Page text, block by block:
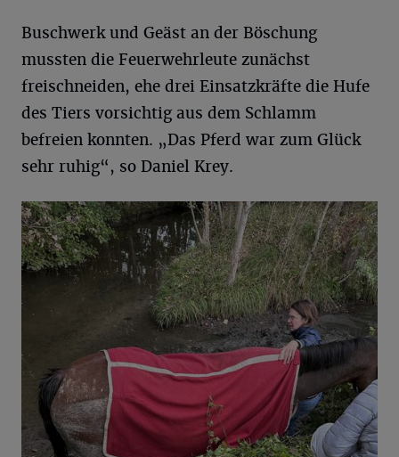
Buschwerk und Geäst an der Böschung
mussten die Feuerwehrleute zunächst
freischneiden, ehe drei Einsatzkräfte die Hufe
des Tiers vorsichtig aus dem Schlamm
befreien konnten. „Das Pferd war zum Glück
sehr ruhig“, so Daniel Krey.